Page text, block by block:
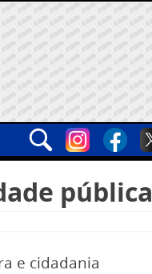
pública
e cidadania